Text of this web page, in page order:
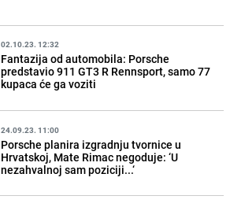
02.10.23. 12:32
Fantazija od automobila: Porsche
predstavio 911 GT3 R Rennsport, samo 77
kupaca će ga voziti
24.09.23. 11:00
Porsche planira izgradnju tvornice u
Hrvatskoj, Mate Rimac negoduje: ‘U
nezahvalnoj sam poziciji...‘